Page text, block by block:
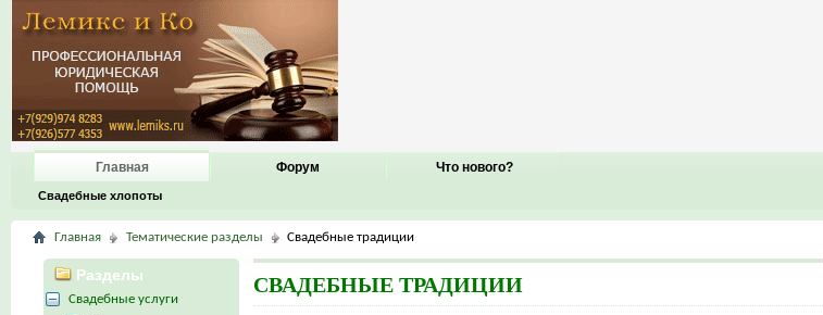
Главная
Свадебные хлопоты
Форум Что нового?
Главная Тематические разделы Свадебные традиции
СВАДЕБНЫЕ ТРАДИЦИИ
Разделы
Свадебные услуги